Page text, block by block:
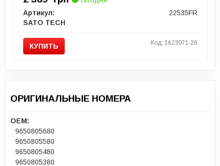
Артикул:
22535FR
SATO TECH
КУПИТЬ Код: 1623071-26
ОРИГИНАЛЬНЫЕ НОМЕРА
OEM:
9650805680
9650805580
9650805480
9650805380